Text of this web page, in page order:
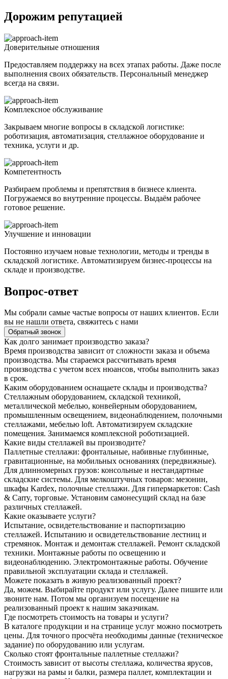
Дорожим репутацией
Доверительные отношения
Предоставляем поддержку на всех этапах работы. Даже после
выполнения своих обязательств. Персональный менеджер
всегда на связи.
Комплексное обслуживание
Закрываем многие вопросы в складской логистике:
роботизация, автоматизация, стеллажное оборудование и
техника, услуги и др.
Компетентность
Разбираем проблемы и препятствия в бизнесе клиента.
Погружаемся во внутренние процессы. Выдаём рабочее
готовое решение.
Улучшение и инновации
Постоянно изучаем новые технологии, методы и тренды в
складской логистике. Автоматизируем бизнес-процессы на
складе и производстве.
Вопрос-ответ
Мы собрали самые частые вопросы от наших клиентов. Если
вы не нашли ответа, свяжитесь с нами
Обратный звонок
Как долго занимает производство заказа?
Время производства зависит от сложности заказа и объема
производства. Мы стараемся рассчитывать время
производства с учетом всех нюансов, чтобы выполнить заказ
в срок.
Каким оборудованием оснащаете склады и производства?
Стеллажным оборудованием, складской техникой,
металлической мебелью, конвейерным оборудованием,
промышленным освещением, видеонаблюдением, полочными
стеллажами, мебелью loft. Автоматизируем складские
помещения. Занимаемся комплексной роботизацией.
Какие виды стеллажей вы производите?
Паллетные стеллажи: фронтальные, набивные глубинные,
гравитационные, на мобильных основаниях (передвижные).
Для длинномерных грузов: консольные и нестандартные
складские системы. Для мелкоштучных товаров: мезонин,
шкафы Kardex, полочные стеллажи. Для гипермаркетов: Cash
& Carry, торговые. Установим самонесущий склад на базе
различных стеллажей.
Какие оказываете услуги?
Испытание, освидетельствование и паспортизацию
стеллажей. Испытанию и освидетельствование лестниц и
стремянок. Монтаж и демонтаж стеллажей. Ремонт складской
техники. Монтажные работы по освещению и
видеонаблюдению. Электромонтажные работы. Обучение
правильной эксплуатации склада и стеллажей.
Можете показать в живую реализованный проект?
Да, можем. Выбирайте продукт или услугу. Далее пишите или
звоните нам. Потом мы организуем посещение на
реализованный проект к нашим заказчикам.
Где посмотреть стоимость на товары и услуги?
В каталоге продукции и на странице услуг можно посмотреть
цены. Для точного просчёта необходимы данные (техническое
задание) по оборудованию или услугам.
Сколько стоят фронтальные паллетные стеллажи?
Стоимость зависит от высоты стеллажа, количества ярусов,
нагрузки на рамы и балки, размера паллет, комплектации и